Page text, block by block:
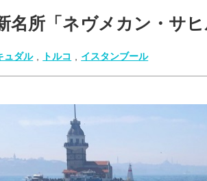
名所「ネヴメカン・サ
ュダル トルコ イスタンブール